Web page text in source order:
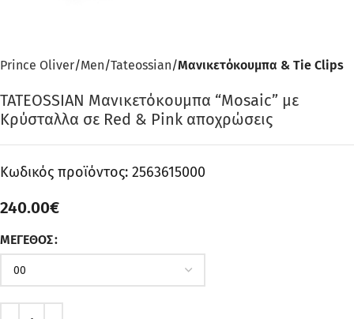
Prince Oliver Men Tateossian Μανικετόκουμπα & Tie Clips
TATEOSSIAN Μανικετόκουμπα “Mosaic” με
Κρύσταλλα σε Red & Pink αποχρώσεις
Κωδικός προϊόντος: 2563615000
240.00€
ΜΈΓΕΘΟΣ